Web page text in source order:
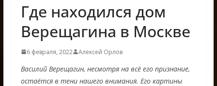
Где находился дом
Верещагина в Москве
6 февраля, 2022 Алексей Орлов
Василий Верещагин, несмотря на всё его признание,
остаётся в тени нашего внимания. Его картины